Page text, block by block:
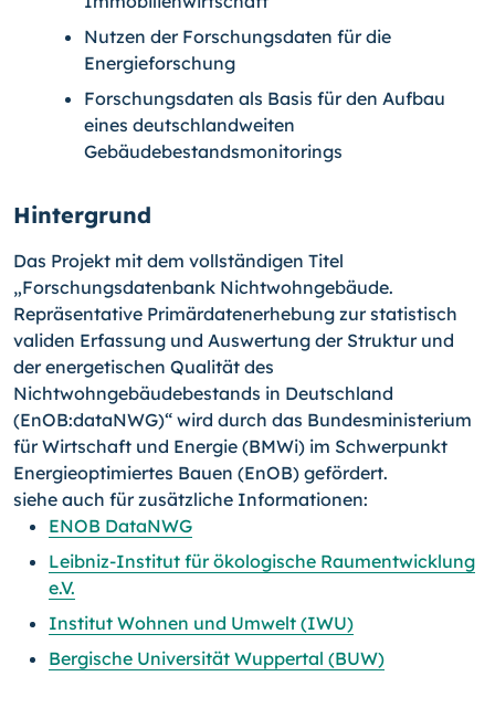
Nutzen der Forschungsdaten für die
Energieforschung
Forschungsdaten als Basis für den Aufbau
eines deutschlandweiten
Gebäudebestandsmonitorings
Hintergrund
Das Projekt mit dem vollständigen Titel
„Forschungsdatenbank Nichtwohngebäude.
Repräsentative Primärdatenerhebung zur statistisch
validen Erfassung und Auswertung der Struktur und
der energetischen Qualität des
Nichtwohngebäudebestands in Deutschland
(EnOB:dataNWG)“ wird durch das Bundesministerium
für Wirtschaft und Energie (BMWi) im Schwerpunkt
Energieoptimiertes Bauen (EnOB) gefördert.
siehe auch für zusätzliche Informationen:
ENOB DataNWG
Leibniz-Institut für ökologische Raumentwicklung
e.V.
Institut Wohnen und Umwelt (IWU)
Bergische Universität Wuppertal (BUW)